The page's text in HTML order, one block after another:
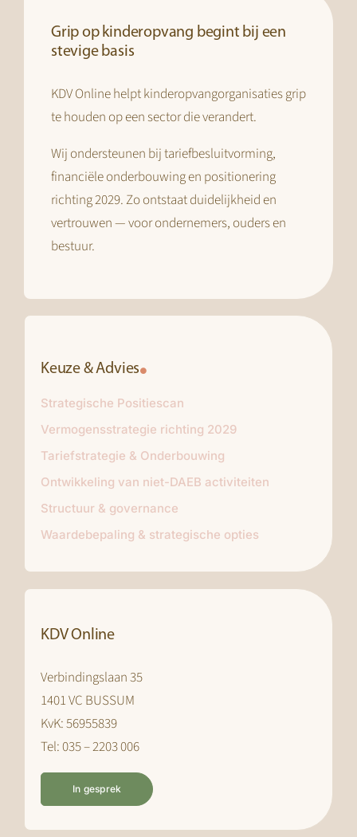
Grip op kinderopvang begint bij een
stevige basis
KDV Online helpt kinderopvangorganisaties grip
te houden op een sector die verandert.
Wij ondersteunen bij tariefbesluitvorming,
financiële onderbouwing en positionering
richting 2029. Zo ontstaat duidelijkheid en
vertrouwen — voor ondernemers, ouders en
bestuur.
Keuze & Advies
Strategische Positiescan
Vermogensstrategie richting 2029
Tariefstrategie & Onderbouwing
Ontwikkeling van niet-DAEB activiteiten
Structuur & governance
Waardebepaling & strategische opties
KDV Online
Verbindingslaan 35
1401 VC BUSSUM
KvK: 56955839
Tel: 035 – 2203 006
In gesprek